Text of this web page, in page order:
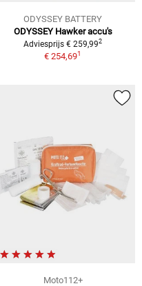
ODYSSEY BATTERY
ODYSSEY Hawker accu's
Adviesprijs € 259,992
€ 254,691
Moto112+